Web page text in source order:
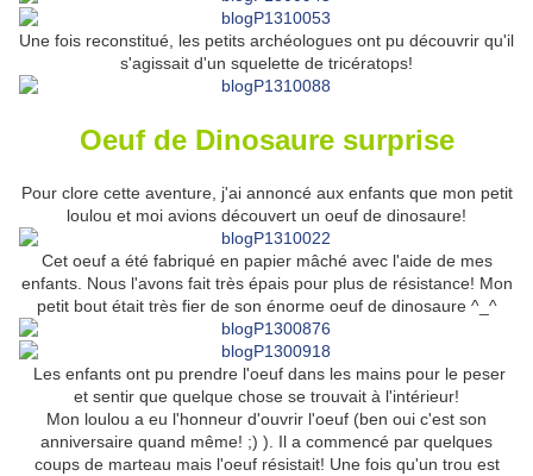
Une fois reconstitué, les petits archéologues ont pu découvrir qu'il
s'agissait d'un squelette de tricératops!
Oeuf de Dinosaure surprise
Pour clore cette aventure, j'ai annoncé aux enfants que mon petit
loulou et moi avions découvert un oeuf de dinosaure!
Cet oeuf a été fabriqué en papier mâché avec l'aide de mes
enfants. Nous l'avons fait très épais pour plus de résistance! Mon
petit bout était très fier de son énorme oeuf de dinosaure ^_^
Les enfants ont pu prendre l'oeuf dans les mains pour le peser
et sentir que quelque chose se trouvait à l'intérieur!
Mon loulou a eu l'honneur d'ouvrir l'oeuf (ben oui c'est son
anniversaire quand même! ;) ). Il a commencé par quelques
coups de marteau mais l'oeuf résistait! Une fois qu'un trou est